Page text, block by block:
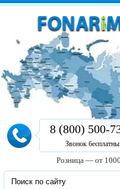
8 (800) 500-
Звонок
Розница — от